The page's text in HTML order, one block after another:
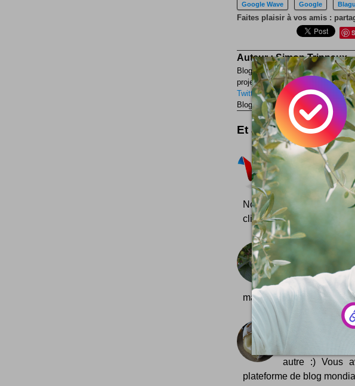
Google Wave Google
Faites plaisir à vos amis :
Auteur :Simon Tripnaux
Blogueur lifestyle - Content
projets par les mots. Adepte de
Twitter Facebook LinkedIn
Blogueur ? Auteur ? Rejoignez la
Et aussi ...
Invitations
Les invitations
... un buzz qui
Nous aussi nous
cliquant ici pour vous
Les
Le très
dans les blogs
marche bien pour faire
Wordpress :
Allez quelques
autre :) Vous
plateforme de blog